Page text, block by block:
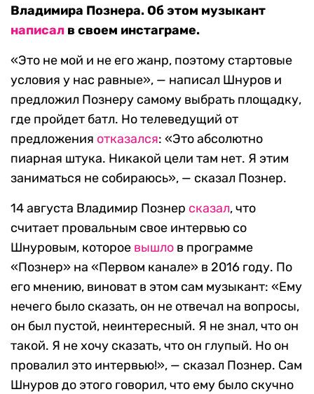
Владимира Познера. Об этом музыкант
написал в своем инстаграме.
«Это не мой и не его жанр, поэтому стартовые
условия у нас равные», — написал Шнуров и
предложил Познеру самому выбрать площадку,
где пройдет батл. Но телеведущий от
предложения отказался: «Это абсолютно
пиарная штука. Никакой цели там нет. Я этим
заниматься не собираюсь», — сказал Познер.
14 августа Владимир Познер сказал, что
считает провальным свое интервью со
Шнуровым, которое вышло в программе
«Познер» на «Первом канале» в 2016 году. По
его мнению, виноват в этом сам музыкант: «Ему
нечего было сказать, он не отвечал на вопросы,
он был пустой, неинтересный. Я не знал, что он
такой. Я не хочу сказать, что он глупый. Но он
провалил это интервью!», — сказал Познер. Сам
Шнуров до этого говорил, что ему было скучно